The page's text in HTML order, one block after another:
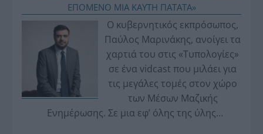
ΕΠΟΜΕΝΟ ΜΙΑ ΚΑΥΤΗ ΠΑΤΑΤΑ»
Ο κυβερνητικός εκπρόσωπος,
Παύλος Μαρινάκης, ανοίγει τα
χαρτιά του στις «Τυπολογίες»
σε ένα vidcast που μιλάει για
τις μεγάλες τομές στον χώρο
των Μέσων Μαζικής
Ενημέρωσης. Σε μια εφ’ όλης της ύλης